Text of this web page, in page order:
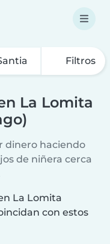
Filtros
La Lomita
dinero haciendo
de niñera cerca
La Lomita
con estos